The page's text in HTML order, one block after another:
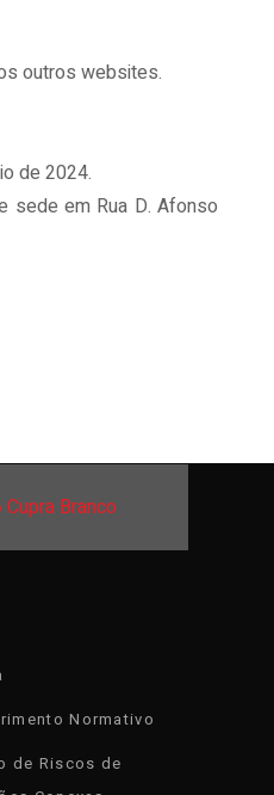
outros websites.
de 2024.
sede em Rua D. Afonso
Normativo
de Riscos de